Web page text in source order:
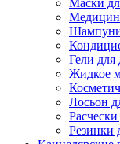
Маски
Гели для
Жидкое
Лосьон
Резинки